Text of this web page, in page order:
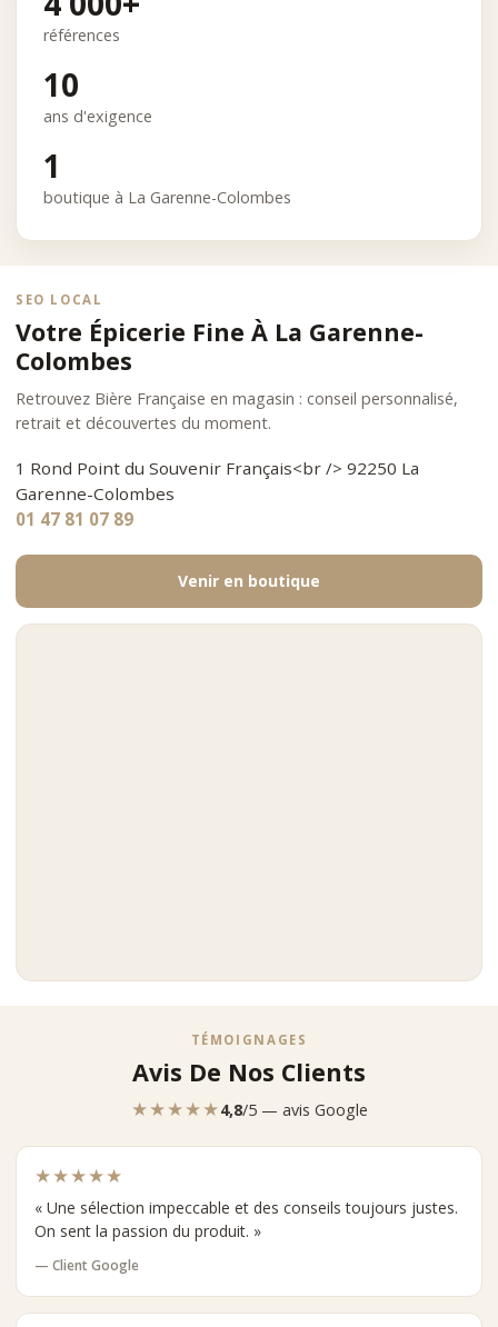
références
10
ans d'exigence
1
boutique à La Garenne-Colombes
SEO LOCAL
Votre Épicerie Fine À La Garenne-
Colombes
Retrouvez Bière Française en magasin : conseil personnalisé,
retrait et découvertes du moment.
1 Rond Point du Souvenir Français<br /> 92250 La
Garenne-Colombes
01 47 81 07 89
Venir en boutique
TÉMOIGNAGES
Avis De Nos Clients
★★★★★4,8/5 — avis Google
★★★★★
« Une sélection impeccable et des conseils toujours justes.
On sent la passion du produit. »
— Client Google